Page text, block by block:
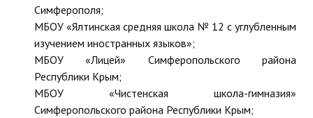
Симферополя;
МБОУ «Ялтинская средняя школа № 12 с углубленным
изучением иностранных языков»;
МБОУ «Лицей» Симферопольского района
Республики Крым;
МБОУ «Чистенская школа-гимназия»
Симферопольского района Республики Крым;